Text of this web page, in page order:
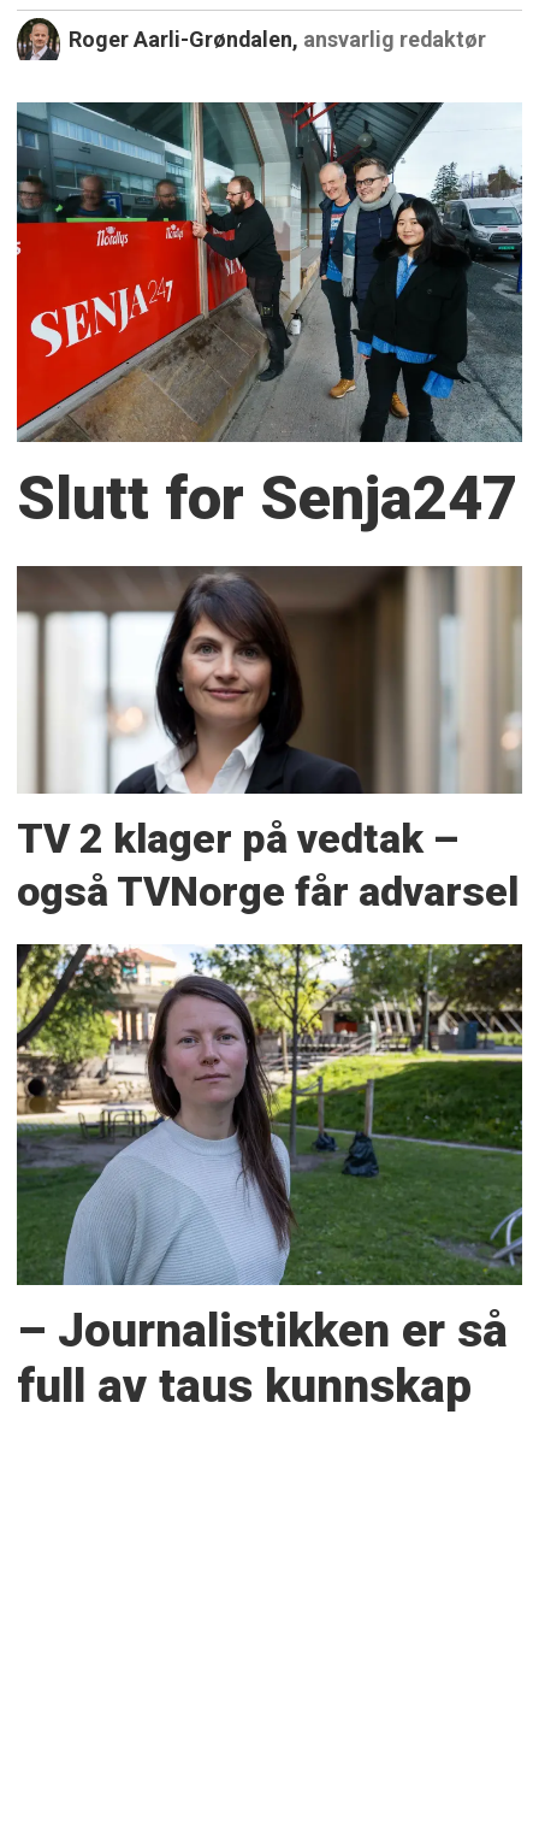
Roger Aarli-Grøndalen, ansvarlig redaktør
Slutt for Senja247
TV 2 klager på vedtak –
også TVNorge får advarsel
– Journalistikken er så
full av taus kunnskap